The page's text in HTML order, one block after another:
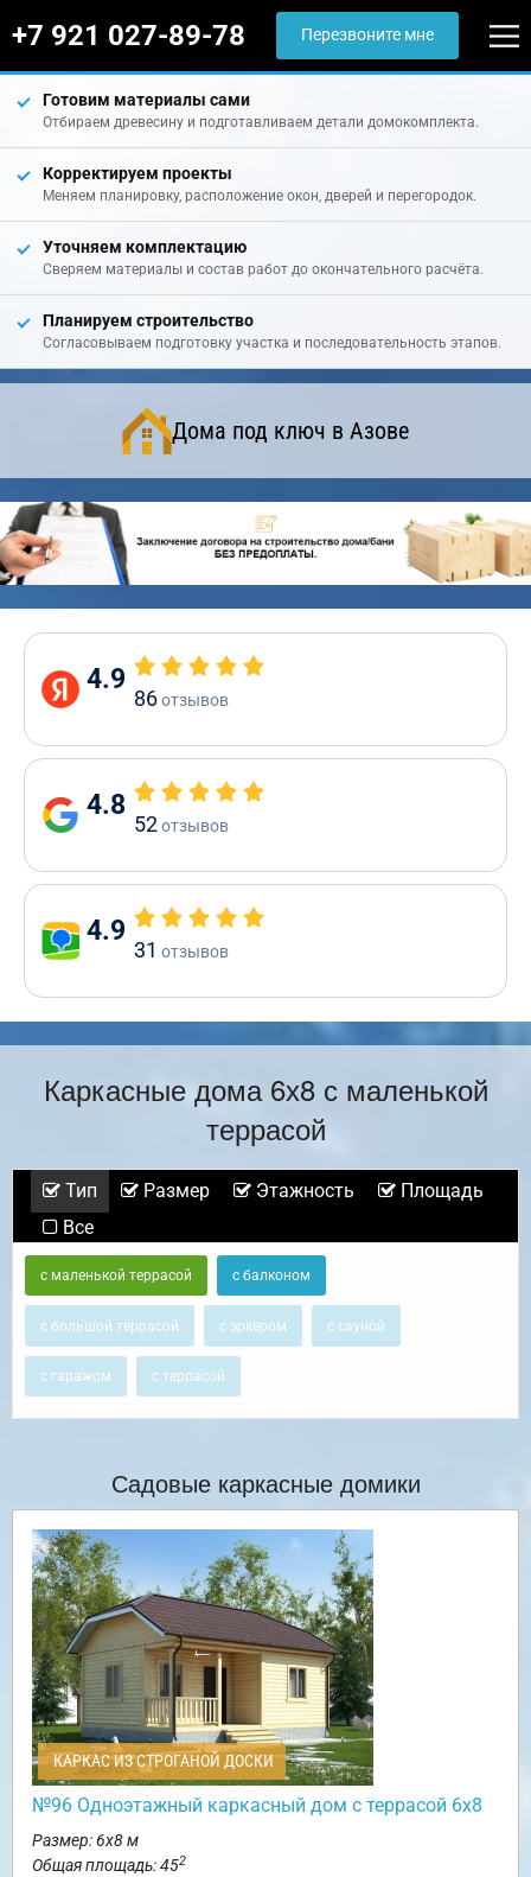
+7 921 027-89-78 Перезвоните мне
Готовим материалы сами
Отбираем древесину и подготавливаем детали домокомплекта.
Корректируем проекты
Меняем планировку, расположение окон, дверей и перегородок.
Уточняем комплектацию
Сверяем материалы и состав работ до окончательного расчёта.
Планируем строительство
Согласовываем подготовку участка и последовательность этапов.
Дома под ключ в Азове
4.9
86отзывов
4.8
52отзывов
4.9
31 отзывов
Каркасные дома 6х8 с маленькой
террасой
Тип Размер Этажность
Площадь
Все
с маленькой террасой с балконом
с большой террасой с эркером с сауной
с гаражом с террасой
Садовые каркасные домики
КАРКАС ИЗ СТРОГАНОЙ ДОСКИ
№96 Одноэтажный каркасный дом с террасой 6х8
Размер: 6х8 м
Общая площадь: 452